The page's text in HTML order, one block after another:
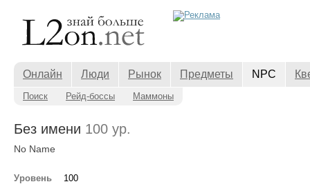
Онлайн Люди Рынок Предметы NPC
Поиск Рейд-боссы Маммоны
Без имени 100 ур.
No Name
Уровень
100